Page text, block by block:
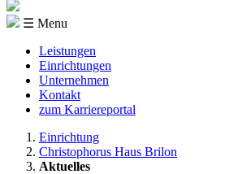
☰ Menu
Leistungen
Einrichtungen
Unternehmen
Kontakt
zum Karriereportal
Einrichtung
Christophorus Haus Brilon
Aktuelles